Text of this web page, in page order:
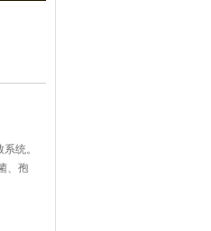
统。
、孢